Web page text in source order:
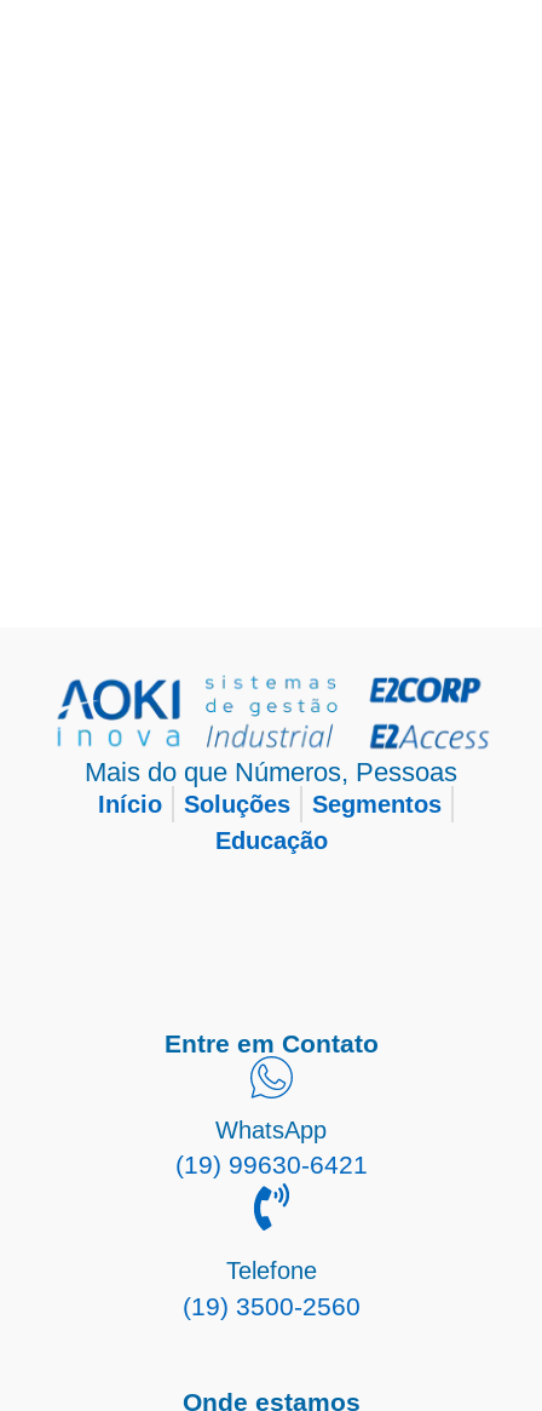
Mais do que Números, Pessoas
Início Soluções
Segmentos
Educação
Entre em Contato
WhatsApp
(19) 99630-6421
Telefone
(19) 3500-2560
Onde estamos